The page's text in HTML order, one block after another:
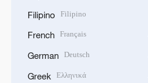
Filipino Filipino
French Français
German Deutsch
Greek Ελληνικά